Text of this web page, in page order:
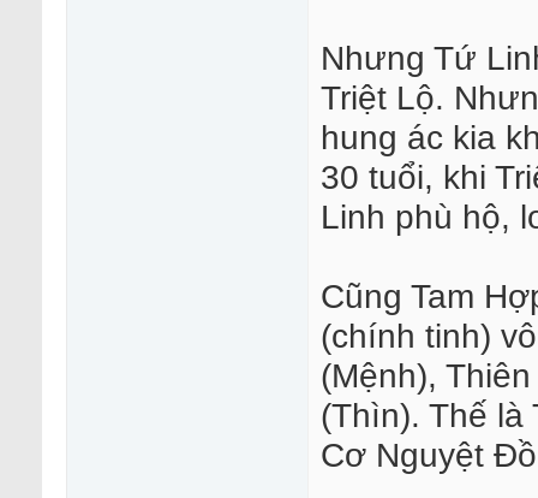
Nhưng Tứ
Triệt Lộ.
hung ác kia
30 tuổi, khi
Linh phù hộ,
Cũng Tam
(chính tinh)
(Mệnh),
(Thìn). Thế là
Cơ Nguyệt